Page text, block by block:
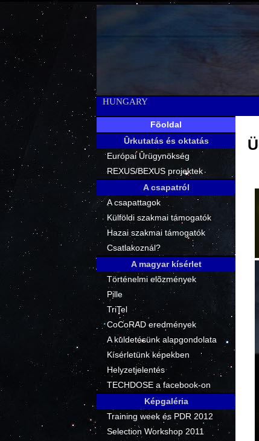
HUNGARY
Fõoldal
Ûrkutatás és oktatás
Európai Ûrügynökség
REXUS/BEXUS projektek
A csapatról
A csapattagok
Külföldi szakmai támogatók
Hazai szakmai támogatók
Csatlakoznál?
A magyar kísérlet
Történelmi elõzmények
Pille
TriTel
CoCoRAD eredmények
A küldetésünk alapgondolata
Kísérletünk képekben
Helyzetjelentés
TECHDOSE a facebook-on
Képgaléria
Training week és PDR 2012
Selection Workshop 2011